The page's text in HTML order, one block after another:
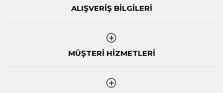
ALIŞVERİŞ BİLGİLERİ
MÜŞTERİ HİZMETLERİ